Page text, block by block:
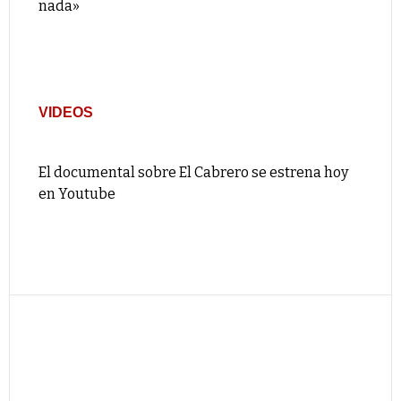
nada»
VIDEOS
El documental sobre El Cabrero se estrena hoy
en Youtube